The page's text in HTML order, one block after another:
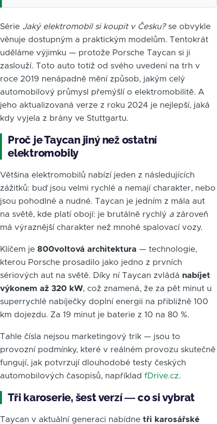
Série Jaký elektromobil si koupit v Česku?se obvykle
věnuje dostupným a praktickým modelům. Tentokrát
uděláme výjimku — protože Porsche Taycan si ji
zaslouží. Toto auto totiž od svého uvedení na trh v
roce 2019 nenápadně mění způsob, jakým celý
automobilový průmysl přemýšlí o elektromobilitě. A
jeho aktualizovaná verze z roku 2024 je nejlepší, jaká
kdy vyjela z brány ve Stuttgartu.
Proč je Taycan jiný než ostatní
elektromobily
Většina elektromobilů nabízí jeden z následujících
zážitků: buď jsou velmi rychlé a nemají charakter, nebo
jsou pohodlné a nudné. Taycan je jedním z mála aut
na světě, kde platí obojí: je brutálně rychlý a zároveň
má výraznější charakter než mnohé spalovací vozy.
Klíčem je 800voltová architektura — technologie,
kterou Porsche prosadilo jako jedno z prvních
sériových aut na světě. Díky ní Taycan zvládá nabíjet
výkonem až 320 kW, což znamená, že za pět minut u
superrychlé nabíječky doplní energii na přibližně 100
km dojezdu. Za 19 minut je baterie z 10 na 80 %.
Tahle čísla nejsou marketingový trik — jsou to
provozní podmínky, které v reálném provozu skutečně
fungují, jak potvrzují dlouhodobé testy českých
automobilových časopisů, například fDrive.cz.
Tři karoserie, šest verzí — co si vybrat
Taycan v aktuální generaci nabídne tři karosářské